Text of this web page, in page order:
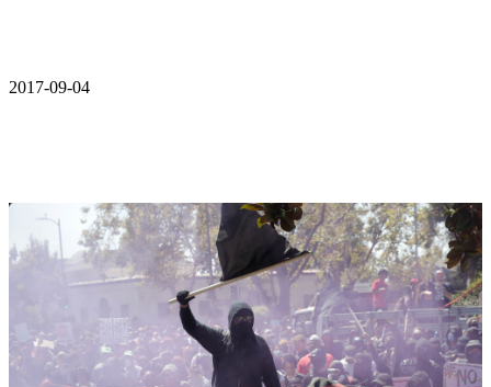
2017-09-04